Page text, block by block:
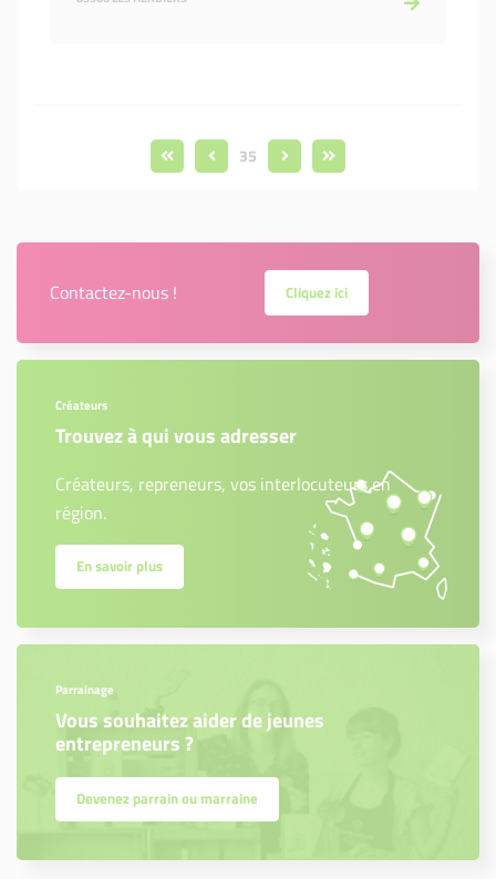
35
Contactez-nous ! Cliquez ici
Créateurs
Trouvez à qui vous adresser
Créateurs, repreneurs, vos interlocuteurs en
région.
En savoir plus
Parrainage
Vous souhaitez aider de jeunes
entrepreneurs ?
Devenez parrain ou marraine